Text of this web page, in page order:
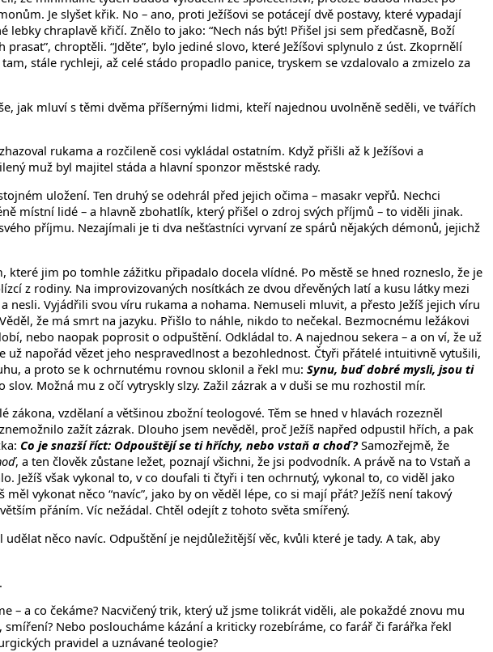
Je slyšet křik. No – ano, proti Ježíšovi se potácejí dvě postavy, které vypadají
chraplavě křičí. Znělo to jako: “Nech nás být! Přišel jsi sem předčasně, Boží
chroptěli. “Jděte”, bylo jediné slovo, které Ježíšovi splynulo z úst. Zkoprnělí
stále rychleji, až celé stádo propadlo panice, tryskem se vzdalovalo a zmizelo za
jak mluví s těmi dvěma příšernými lidmi, kteří najednou uvolněně seděli, ve tvářích
rukama a rozčileně cosi vykládal ostatním. Když přišli až k Ježíšovi a
muž byl majitel stáda a hlavní sponzor městské rady.
uložení. Ten druhý se odehrál před jejich očima – masakr vepřů. Nechci
místní lidé – a hlavně zbohatlík, který přišel o zdroj svých příjmů – to viděli jinak.
příjmu. Nezajímali je ti dva nešťastníci vyrvaní ze spárů nějakých démonů, jejichž
jim po tomhle zážitku připadalo docela vlídné. Po městě se hned rozneslo, že je
z rodiny. Na improvizovaných nosítkách ze dvou dřevěných latí a kusu látky mezi
nesli. Vyjádřili svou víru rukama a nohama. Nemuseli mluvit, a přesto Ježíš jejich víru
že má smrt na jazyku. Přišlo to náhle, nikdo to nečekal. Bezmocnému ležákovi
nebo naopak poprosit o odpuštění. Odkládal to. A najednou sekera – a on ví, že už
napořád vězet jeho nespravedlnost a bezohlednost. Čtyři přátelé intuitivně vytušili,
a proto se k ochrnutému rovnou sklonil a řekl mu: Synu, buď dobré mysli, jsou ti
Možná mu z očí vytryskly slzy. Zažil zázrak a v duši se mu rozhostil mír.
vzdělaní a většinou zbožní teologové. Těm se hned v hlavách rozezněl
zažít zázrak. Dlouho jsem nevěděl, proč Ježíš napřed odpustil hřích, a pak
Co je snazší říct: Odpouštějí se ti hříchy, nebo vstaň a choď?Samozřejmě, že
, a ten člověk zůstane ležet, poznají všichni, že jsi podvodník. A právě na to Vstaň a
Ježíš však vykonal to, v co doufali ti čtyři i ten ochrnutý, vykonal to, co viděl jako
vykonat něco “navíc”, jako by on věděl lépe, co si mají přát? Ježíš není takový
přáním. Víc nežádal. Chtěl odejít z tohoto světa smířený.
něco navíc. Odpuštění je nejdůležitější věc, kvůli které je tady. A tak, aby
– a co čekáme? Nacvičený trik, který už jsme tolikrát viděli, ale pokaždé znovu mu
Nebo posloucháme kázání a kriticky rozebíráme, co farář či farářka řekl
pravidel a uznávané teologie?